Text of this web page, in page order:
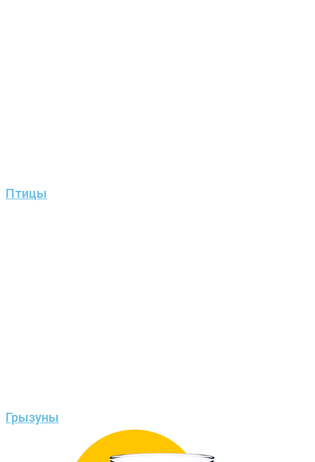
Птицы
Грызуны